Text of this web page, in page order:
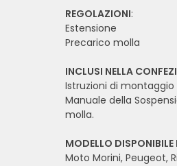
REGOLAZIONI:
Estensione
Precarico molla
INCLUSI NELLA
Istruzioni di
Manuale della
molla.
MODELLO DISPONIBILE
Moto Morini, Peugeot,